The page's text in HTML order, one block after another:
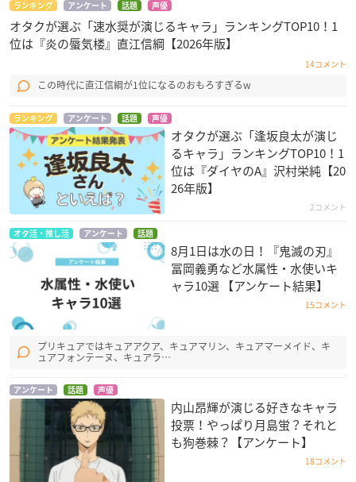
ランキング アンケート 話題 声優
オタクが選ぶ「速水奨が演じるキャラ」ランキングTOP10！1
位は『炎の蜃気楼』直江信綱【2026年版】
14コメント
この時代に直江信綱が1位になるのおもろすぎるw
ランキング アンケート 話題 声優
オタクが選ぶ「逢坂良太が演じ
るキャラ」ランキングTOP10！1
位は『ダイヤのA』沢村栄純【20
26年版】
2コメント
オタ活・推し活 アンケート 話題
8月1日は水の日！『鬼滅の刃』
冨岡義勇など水属性・水使いキ
ャラ10選 【アンケート結果】
15コメント
プリキュアではキュアアクア、キュアマリン、キュアマーメイド、キ
ュアフォンテーヌ、キュアラ…
アンケート 話題 声優
内山昂輝が演じる好きなキャラ
投票！やっぱり月島蛍？それと
も狗巻棘？【アンケート】
18コメント